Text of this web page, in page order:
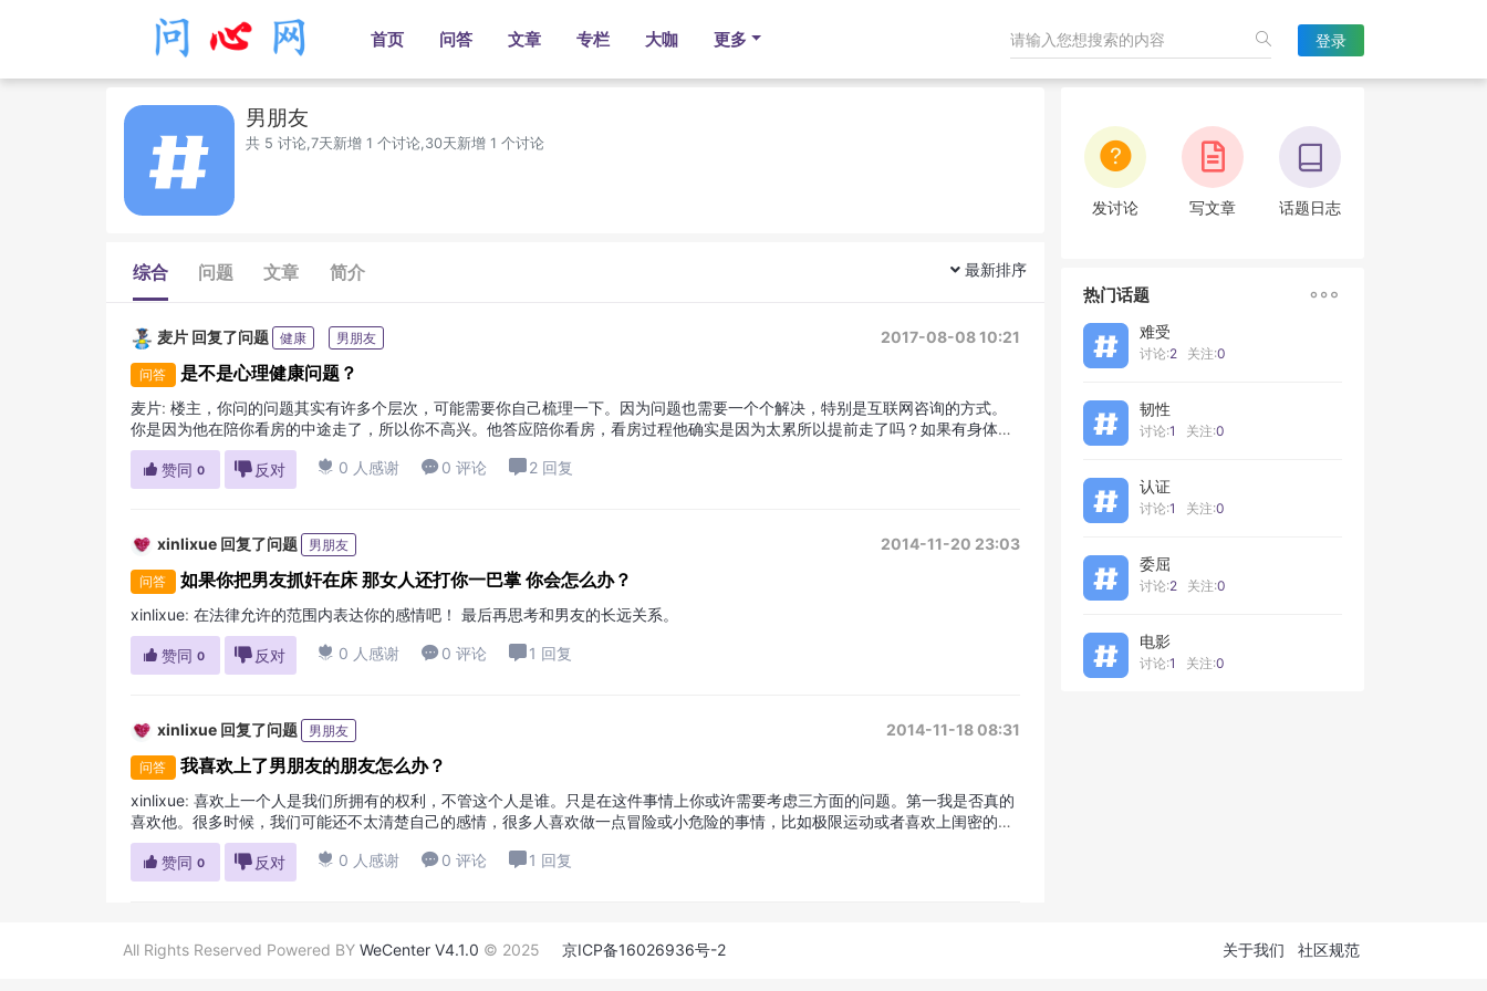
首页 问答 文章 专栏 大咖 更多 登录
男朋友
共 5 讨论,7天新增 1 个讨论,30天新增 1 个讨论
综合 问题 文章 简介 最新排序
麦片 回复了问题 2017-08-08 10:21
健康 男朋友
问答 是不是心理健康问题？
麦片: 楼主，你问的问题其实有许多个层次，可能需要你自己梳理一下。因为问题也需要一个个解决，特别是互联网咨询的方式。
你是因为他在陪你看房的中途走了，所以你不高兴。他答应陪你看房，看房过程他确实是因为太累所以提前走了吗？如果有身体方
面的原因，你就可以直接理解一下嘛。就像你和好朋友去逛街，逛到自己累得不行...
 赞同 0  反对  0 人感谢  0 评论 2 回复
xinlixue 回复了问题 2014-11-20 23:03
男朋友
问答 如果你把男友抓奸在床 那女人还打你一巴掌 你会怎么办？
xinlixue: 在法律允许的范围内表达你的感情吧！ 最后再思考和男友的长远关系。
 赞同 0  反对  0 人感谢  0 评论 1 回复
xinlixue 回复了问题 2014-11-18 08:31
男朋友
问答 我喜欢上了男朋友的朋友怎么办？
xinlixue: 喜欢上一个人是我们所拥有的权利，不管这个人是谁。只是在这件事情上你或许需要考虑三方面的问题。第一我是否真的
喜欢他。很多时候，我们可能还不太清楚自己的感情，很多人喜欢做一点冒险或小危险的事情，比如极限运动或者喜欢上闺密的男
友或男友的朋友，这些事情会我们有点紧张有点冒险比较刺激，我们可能喜欢的是冒险本身...
 赞同 0  反对  0 人感谢  0 评论 1 回复
发讨论 写文章 话题日志
热门话题 
难受
讨论:2 关注:0
韧性
讨论:1 关注:0
认证
讨论:1 关注:0
委屈
讨论:2 关注:0
电影
讨论:1 关注:0
All Rights Reserved Powered BY WeCenter V4.1.0 © 2025 京ICP备16026936号-2 关于我们 社区规范